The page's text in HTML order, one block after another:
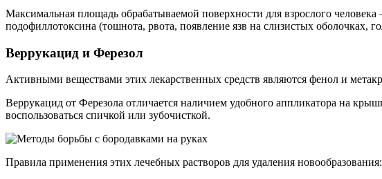
Максимальная площадь обрабатываемой поверхности для взрослого
подофиллотоксина (тошнота, рвота, появление язв на слизистых оболочках,
Веррукацид и Ферезол
Активными веществами этих лекарственных средств являются фенол и
Веррукацид от Ферезола отличается наличием удобного аппликатора на
воспользоваться спичкой или зубочисткой.
Правила применения этих лечебных растворов для удаления новообразования: